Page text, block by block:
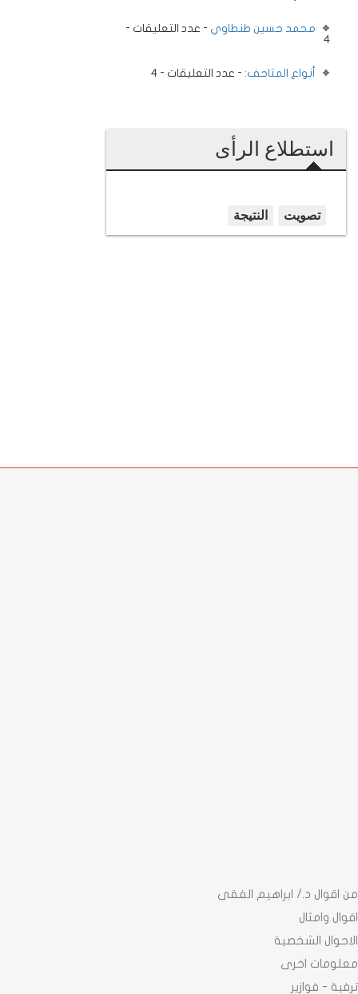
محمد حسين طنطاوي - عدد التعليقات -
4
أنواع المتاحف: - عدد التعليقات - 4
استطلاع الرأى
من اقوال د./ ابراهيم الفقى
اقوال وامثال
الاحوال الشخصية
معلومات اخرى
ترفية - فوازير